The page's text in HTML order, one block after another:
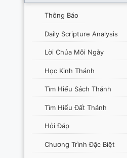
Thông Báo
Daily Scripture Analysis
Lời Chúa Mỗi Ngày
Học Kinh Thánh
Tìm Hiểu Sách Thánh
Tìm Hiểu Đất Thánh
Hỏi Đáp
Chương Trình Đặc Biệt